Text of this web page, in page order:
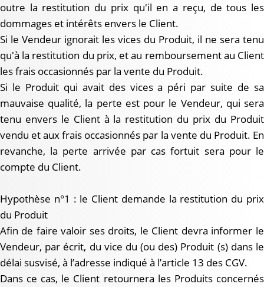
outre la restitution du prix qu'il en a reçu, de tous les
dommages et intérêts envers le Client.
Si le Vendeur ignorait les vices du Produit, il ne sera tenu
qu'à la restitution du prix, et au remboursement au Client
les frais occasionnés par la vente du Produit.
Si le Produit qui avait des vices a péri par suite de sa
mauvaise qualité, la perte est pour le Vendeur, qui sera
tenu envers le Client à la restitution du prix du Produit
vendu et aux frais occasionnés par la vente du Produit. En
revanche, la perte arrivée par cas fortuit sera pour le
compte du Client.
Hypothèse n°1 : le Client demande la restitution du prix
du Produit
Afin de faire valoir ses droits, le Client devra informer le
Vendeur, par écrit, du vice du (ou des) Produit (s) dans le
délai susvisé, à l’adresse indiqué à l’article 13 des CGV.
Dans ce cas, le Client retournera les Produits concernés